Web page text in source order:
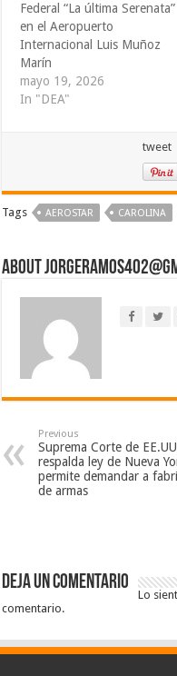
Federal “La última Serenata”
en el Aeropuerto
Internacional Luis Muñoz
Marín
mayo 19, 2026
In "DEA"
tweet
Tags AEROSTAR CAROLINA
About
Previous
Suprema Corte de
respalda ley de Nueva
permite demandar a
de armas
Deja un comentario
Lo
comentario.